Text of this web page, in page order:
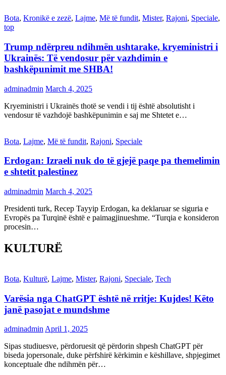
Bota, Kronikë e zezë, Lajme, Më të fundit, Mister, Rajoni, Speciale,
top
Trump ndërpreu ndihmën ushtarake, kryeministri i
Ukrainës: Të vendosur për vazhdimin e
bashkëpunimit me SHBA!
adminadmin March 4, 2025
Kryeministri i Ukrainës thotë se vendi i tij është absolutisht i
vendosur të vazhdojë bashkëpunimin e saj me Shtetet e…
Bota, Lajme, Më të fundit, Rajoni, Speciale
Erdogan: Izraeli nuk do të gjejë paqe pa themelimin
e shtetit palestinez
adminadmin March 4, 2025
Presidenti turk, Recep Tayyip Erdogan, ka deklaruar se siguria e
Evropës pa Turqinë është e paimagjinueshme. “Turqia e konsideron
procesin…
KULTURË
Bota, Kulturë, Lajme, Mister, Rajoni, Speciale, Tech
Varësia nga ChatGPT është në rritje: Kujdes! Këto
janë pasojat e mundshme
adminadmin April 1, 2025
Sipas studiuesve, përdoruesit që përdorin shpesh ChatGPT për
biseda jopersonale, duke përfshirë kërkimin e këshillave, shpjegimet
konceptuale dhe ndihmën për…